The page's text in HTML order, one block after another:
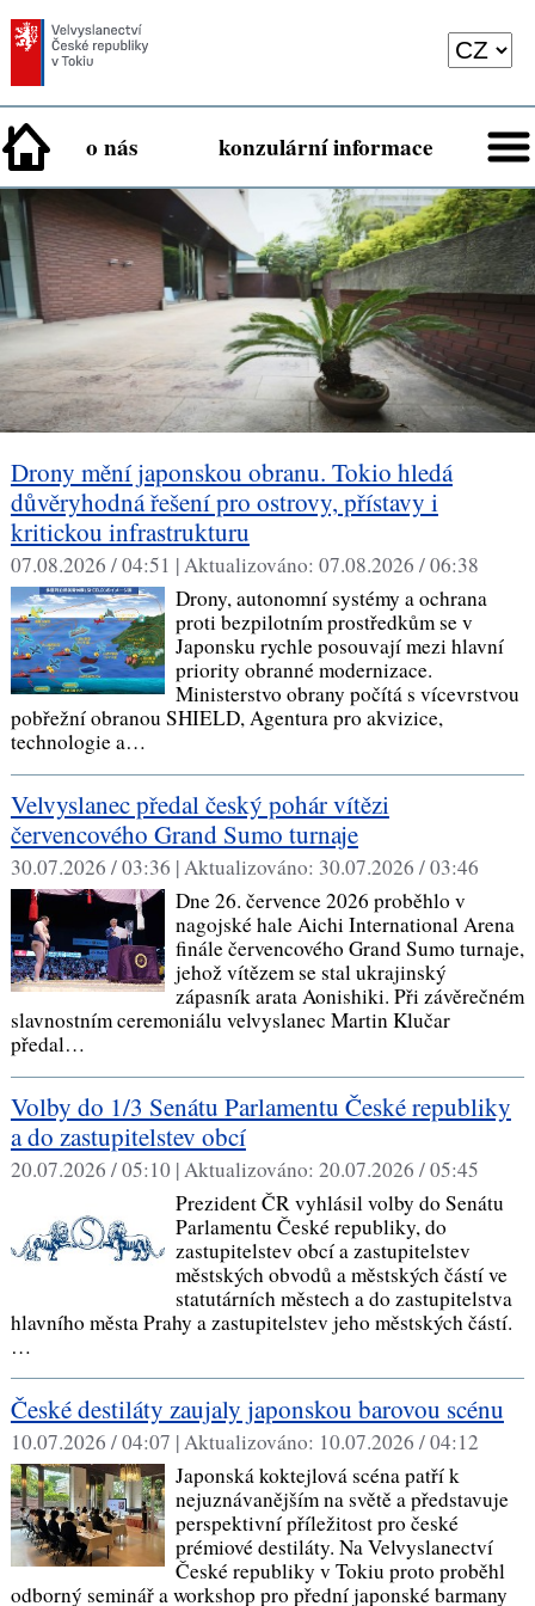
o nás konzulární informace
Drony mění japonskou obranu. Tokio hledá
důvěryhodná řešení pro ostrovy, přístavy i
kritickou infrastrukturu
07.08.2026 / 04:51 |Aktualizováno: 07.08.2026 / 06:38
Drony, autonomní systémy a ochrana
proti bezpilotním prostředkům se v
Japonsku rychle posouvají mezi hlavní
priority obranné modernizace.
Ministerstvo obrany počítá s vícevrstvou
pobřežní obranou SHIELD, Agentura pro akvizice,
technologie a…
Velvyslanec předal český pohár vítězi
červencového Grand Sumo turnaje
30.07.2026 / 03:36 |Aktualizováno: 30.07.2026 / 03:46
Dne 26. července 2026 proběhlo v
nagojské hale Aichi International Arena
finále červencového Grand Sumo turnaje,
jehož vítězem se stal ukrajinský
zápasník arata Aonishiki. Při závěrečném
slavnostním ceremoniálu velvyslanec Martin Klučar
předal…
Volby do 1/3 Senátu Parlamentu České republiky
a do zastupitelstev obcí
20.07.2026 / 05:10 |Aktualizováno: 20.07.2026 / 05:45
Prezident ČR vyhlásil volby do Senátu
Parlamentu České republiky, do
zastupitelstev obcí a zastupitelstev
městských obvodů a městských částí ve
statutárních městech a do zastupitelstva
hlavního města Prahy a zastupitelstev jeho městských částí.
…
České destiláty zaujaly japonskou barovou scénu
10.07.2026 / 04:07 |Aktualizováno: 10.07.2026 / 04:12
Japonská koktejlová scéna patří k
nejuznávanějším na světě a představuje
perspektivní příležitost pro české
prémiové destiláty. Na Velvyslanectví
České republiky v Tokiu proto proběhl
odborný seminář a workshop pro přední japonské barmany